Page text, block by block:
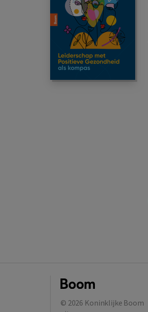
© 2026 Koninklijke Boom